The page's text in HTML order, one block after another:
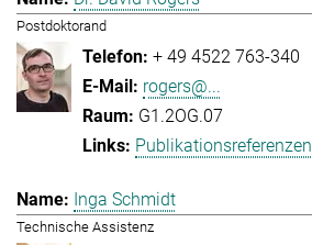
Postdoktorand
+ 49 4522 763-340
rogers@...
G1.2OG.07
Publikationsreferenzen
Inga Schmidt
Technische Assistenz